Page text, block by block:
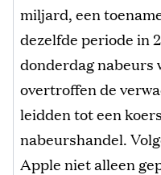
miljard, een
dezelfde periode in
donderdag nabeurs
overtroffen de
leidden tot een
nabeurshandel.
Apple niet alleen